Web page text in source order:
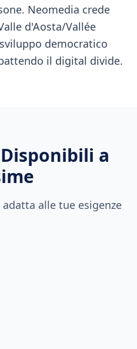
Neomedia crede
d'Aosta/Vallée
democratico
il digital divide.
a
alle tue esigenze